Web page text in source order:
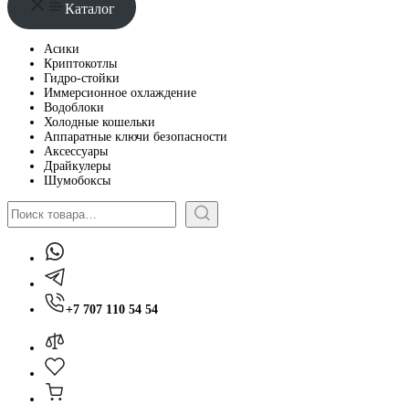
Каталог
Асики
Криптокотлы
Гидро-стойки
Иммерсионное охлаждение
Водоблоки
Холодные кошельки
Аппаратные ключи безопасности
Аксессуары
Драйкулеры
Шумобоксы
Поиск
+7 707 110 54 54